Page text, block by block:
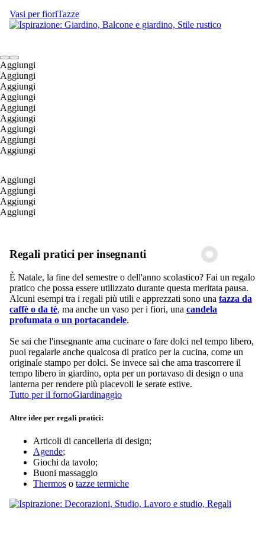
Vasi per fioriTazze
Aggiungi
Aggiungi
Aggiungi
Aggiungi
Aggiungi
Aggiungi
Aggiungi
Aggiungi
Aggiungi
Aggiungi
Aggiungi
Aggiungi
Aggiungi
Regali pratici per insegnanti
È Natale, la fine del semestre o dell'anno scolastico? Fai un regalo
pratico che possa essere utilizzato durante questa meritata pausa.
Alcuni esempi tra i regali più utili e apprezzati sono una tazza da
caffè o da tè, ma anche un vaso per i fiori, una candela
profumata o un portacandele.
Se sai che l'insegnante ama cucinare o fare dolci nel tempo libero,
puoi regalarle anche qualcosa di pratico per la cucina, come un
originale stampo per dolci. Se invece sai che ama trascorrere il
tempo libero in giardino, opta per un portavaso di design o una
lanterna per rendere più piacevoli le serate estive.
Tutto per il fornoGiardinaggio
Altre idee per regali pratici:
Articoli di cancelleria di design;
Agende;
Giochi da tavolo;
Buoni massaggio
Thermos o tazze termiche